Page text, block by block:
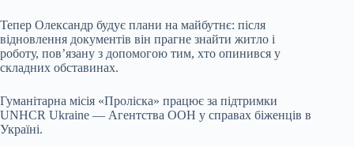
Тепер Олександр будує плани на майбутнє: після
відновлення документів він прагне знайти житло і
роботу, пов’язану з допомогою тим, хто опинився у
складних обставинах.
Гуманітарна місія «Проліска» працює за підтримки
UNHCR Ukraine — Агентства ООН у справах біженців в
Україні.